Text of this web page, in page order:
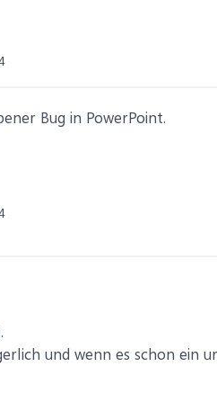
Bug in PowerPoint.
und wenn es schon ein